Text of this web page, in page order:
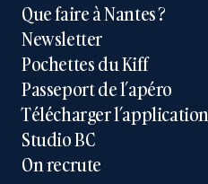
Que faire à Nantes ?
Newsletter
Pochettes du Kiff
Passeport de l’apéro
Télécharger l’application
Studio BC
On recrute